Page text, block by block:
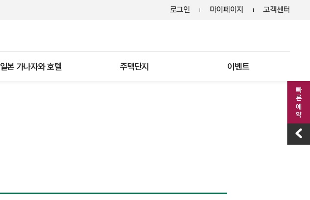
로그인 마이페이지 고객센터
일본 가나자와 호텔 주택단지 이벤트
빠른 예약